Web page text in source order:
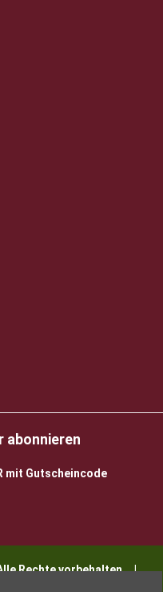
mit Gutscheincode
Alle Rechte vorbehalten |